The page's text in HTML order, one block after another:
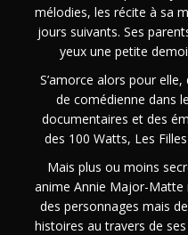
mélodies, les récite à sa
jours suivants. Ses
yeux une petite
S’amorce alors pour
de comédienne dans
documentaires et des
des 100 Watts, Les
Mais plus ou moins
anime Annie Major-Matte
des personnages mais
histoires au travers de